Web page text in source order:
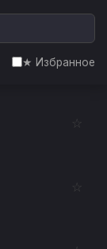
★ Избранное
☆
☆